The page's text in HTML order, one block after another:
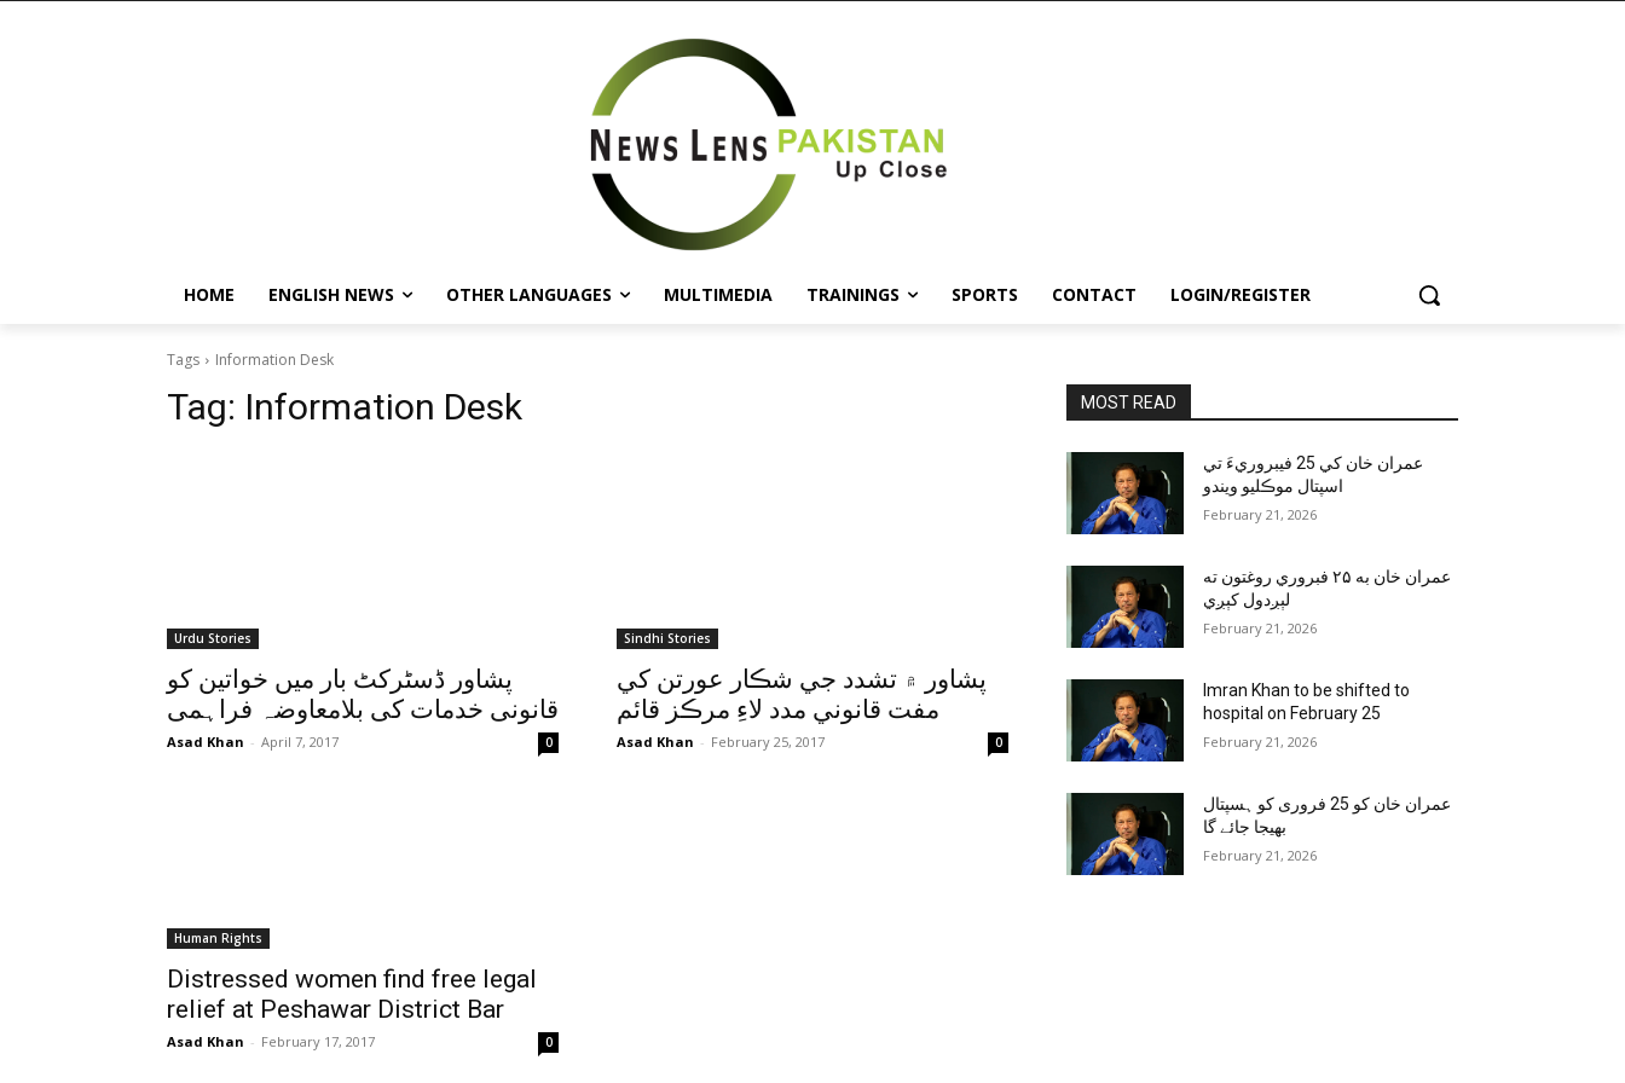
HOME ENGLISH NEWS OTHER LANGUAGES MULTIMEDIA TRAININGS SPORTS CONTACT LOGIN/REGISTER
Tags Information Desk
Tag: Information Desk
Urdu Stories
پشاور ڈسٹرکٹ بار میں خواتین کو
قانونی خدمات کی بلامعاوضہ فراہمی
Asad Khan - April 7, 2017 0
Sindhi Stories
پشاور ۾ تشدد جي شڪار عورتن کي
مفت قانوني مدد لاءِ مرڪز قائم
Asad Khan - February 25, 2017 0
Human Rights
Distressed women find free legal
relief at Peshawar District Bar
Asad Khan - February 17, 2017 0
MOST READ
عمران خان کي 25 فيبروريءَ تي
اسپتال موڪليو ويندو
February 21, 2026
عمران خان به ۲۵ فبروري روغتون ته
لېږدول کېږي
February 21, 2026
Imran Khan to be shifted to
hospital on February 25
February 21, 2026
عمران خان کو 25 فروری کو ہسپتال
بھیجا جائے گا
February 21, 2026